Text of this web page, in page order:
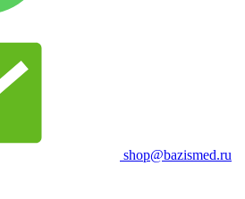
shop@bazismed.ru